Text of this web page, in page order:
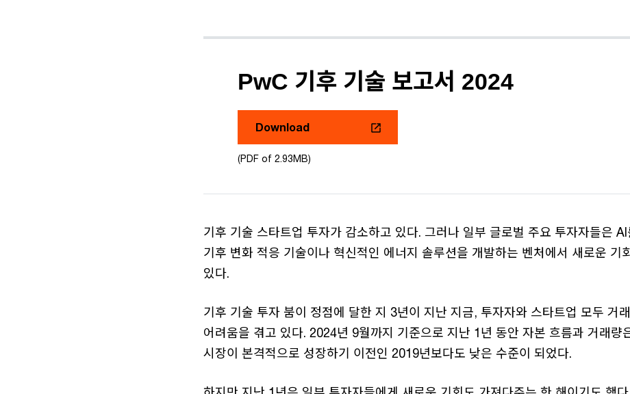
PwC 기후 기술 보고서 2024
Download
(PDF of 2.93MB)
기후 기술 스타트업 투자가 감소하고 있다. 그러나 일부 글로벌 주요 투자자들은
기후 변화 적응 기술이나 혁신적인 에너지 솔루션을 개발하는 벤처에서 새로운 기
있다.
기후 기술 투자 붐이 정점에 달한 지 3년이 지난 지금, 투자자와 스타트업 모두 거
어려움을 겪고 있다. 2024년 9월까지 기준으로 지난 1년 동안 자본 흐름과 거래량
시장이 본격적으로 성장하기 이전인 2019년보다도 낮은 수준이 되었다.